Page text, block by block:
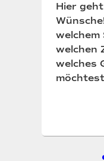
Hier
welchen
welches